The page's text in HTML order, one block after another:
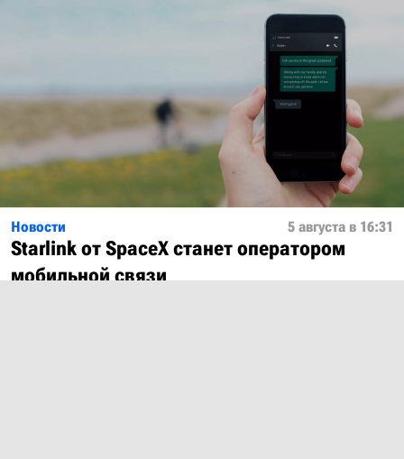
Новости 5 августа в 16:31
Starlink от SpaceX станет оператором
мобильной связи